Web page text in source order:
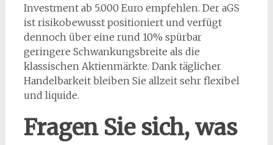
Investment ab 5.000 Euro empfehlen. Der aGS
ist risikobewusst positioniert und verfügt
dennoch über eine rund 10% spürbar
geringere Schwankungsbreite als die
klassischen Aktienmärkte. Dank täglicher
Handelbarkeit bleiben Sie allzeit sehr flexibel
und liquide.
Fragen Sie sich, was